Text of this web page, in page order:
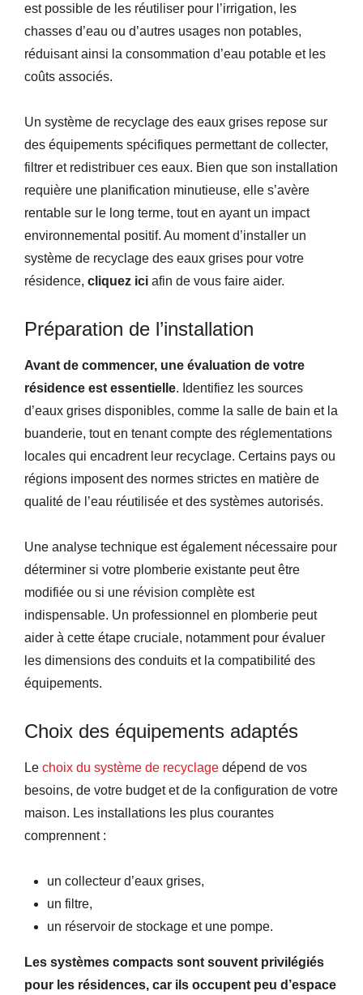
est possible de les réutiliser pour l’irrigation, les
chasses d’eau ou d’autres usages non potables,
réduisant ainsi la consommation d’eau potable et les
coûts associés.
Un système de recyclage des eaux grises repose sur
des équipements spécifiques permettant de collecter,
filtrer et redistribuer ces eaux. Bien que son installation
requière une planification minutieuse, elle s’avère
rentable sur le long terme, tout en ayant un impact
environnemental positif. Au moment d’installer un
système de recyclage des eaux grises pour votre
résidence, cliquez ici afin de vous faire aider.
Préparation de l’installation
Avant de commencer, une évaluation de votre
résidence est essentielle. Identifiez les sources
d’eaux grises disponibles, comme la salle de bain et la
buanderie, tout en tenant compte des réglementations
locales qui encadrent leur recyclage. Certains pays ou
régions imposent des normes strictes en matière de
qualité de l’eau réutilisée et des systèmes autorisés.
Une analyse technique est également nécessaire pour
déterminer si votre plomberie existante peut être
modifiée ou si une révision complète est
indispensable. Un professionnel en plomberie peut
aider à cette étape cruciale, notamment pour évaluer
les dimensions des conduits et la compatibilité des
équipements.
Choix des équipements adaptés
Le choix du système de recyclage dépend de vos
besoins, de votre budget et de la configuration de votre
maison. Les installations les plus courantes
comprennent :
un collecteur d’eaux grises,
un filtre,
un réservoir de stockage et une pompe.
Les systèmes compacts sont souvent privilégiés
pour les résidences, car ils occupent peu d’espace